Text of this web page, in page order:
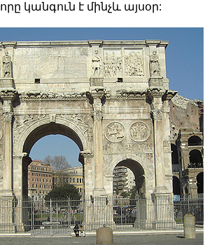
կանգուն է մինչև այսօր: